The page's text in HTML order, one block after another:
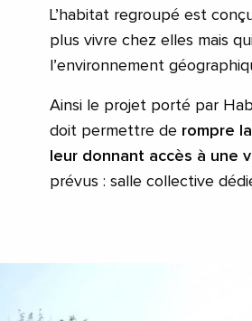
L’habitat regroupé est
plus vivre chez elles mais
l’environnement
Ainsi le projet porté par
doit permettre de rompre
leur donnant accès à une
prévus : salle collective